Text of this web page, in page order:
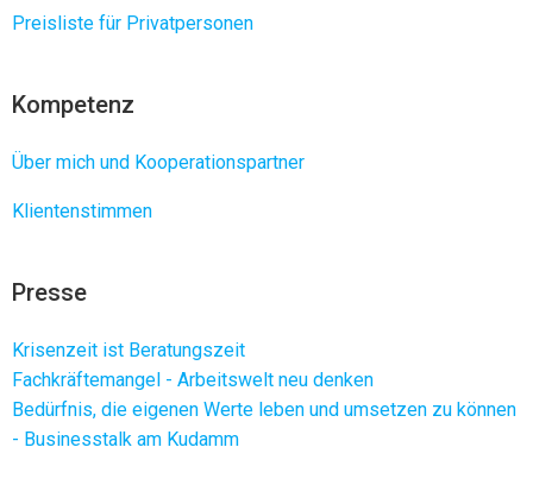
Preisliste für Privatpersonen
Kompetenz
Über mich und Kooperationspartner
Klientenstimmen
Presse
Krisenzeit ist Beratungszeit
Fachkräftemangel - Arbeitswelt neu denken
Bedürfnis, die eigenen Werte leben und umsetzen zu können
- Businesstalk am Kudamm